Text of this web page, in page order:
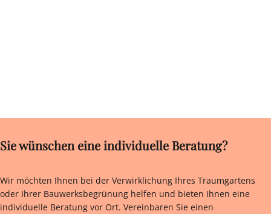
Sie wünschen eine individuelle Beratung?
Wir möchten Ihnen bei der Verwirklichung Ihres Traumgartens
oder Ihrer Bauwerksbegrünung helfen und bieten Ihnen eine
individuelle Beratung vor Ort. Vereinbaren Sie einen